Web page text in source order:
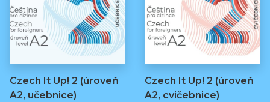
Czech It Up! 2 (úroveň
A2, učebnice)
Czech It Up! 2 (úroveň
A2, cvičebnice)